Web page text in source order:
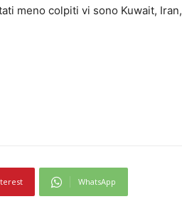
meno colpiti vi sono Kuwait, Iran,
WhatsApp